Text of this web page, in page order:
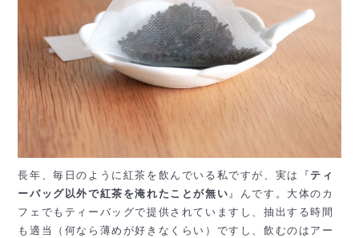
長年、毎日のように紅茶を飲んでいる私ですが、実は『 ティ
ーバッグ以外で紅茶を淹れたことが無い』んです。大体のカ
フェでもティーバッグで提供されていますし、抽出する時間
も適当（何なら薄めが好きなくらい）ですし、飲むのはアー